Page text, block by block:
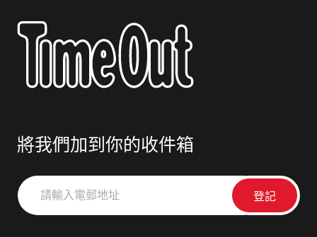
將我們加到你的收件箱
請
輸